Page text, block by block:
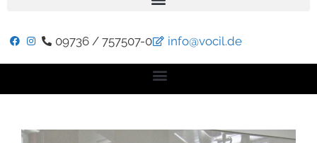
09736 / 757507-0 info@vocil.de